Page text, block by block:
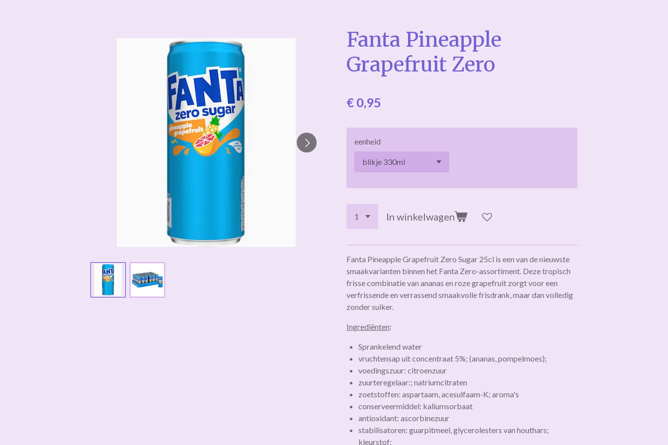
Fanta Pineapple
Grapefruit Zero
€ 0,95
eenheid
In winkelwagen
Fanta Pineapple Grapefruit Zero Sugar 25cl is een van de nieuwste
smaakvarianten binnen het Fanta Zero-assortiment. Deze tropisch
frisse combinatie van ananas en roze grapefruit zorgt voor een
verfrissende en verrassend smaakvolle frisdrank, maar dan volledig
zonder suiker.
Ingrediënten:
Sprankelend water
vruchtensap uit concentraat 5%; (ananas, pompelmoes);
voedingszuur: citroenzuur
zuurteregelaar:; natriumcitraten
zoetstoffen: aspartaam, acesulfaam-K; aroma's
conserveermiddel: kaliumsorbaat
antioxidant: ascorbinezuur
stabilisatoren: guarpitmeel, glycerolesters van houthars;
kleurstof: